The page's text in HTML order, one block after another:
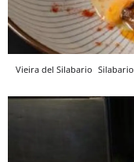
Vieira del Silabario Silabario